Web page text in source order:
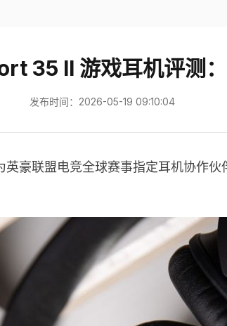
35 II 游戏耳机评测
发布时间：2026-05-19 09:10:04
豪联盟电竞全球赛事指定耳机协作